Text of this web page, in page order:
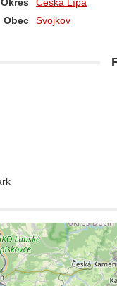
Obec
Svojkov